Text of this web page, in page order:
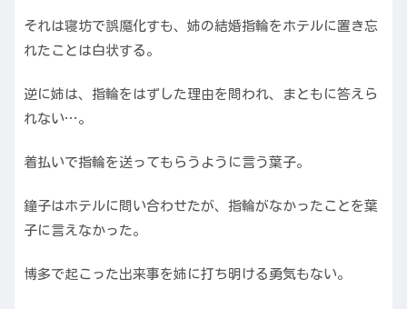
それは寝坊で誤魔化すも、姉の結婚指輪をホテルに置き忘
れたことは白状する。
逆に姉は、指輪をはずした理由を問われ、まともに答えら
れない…。
着払いで指輪を送ってもらうように言う葉子。
鐘子はホテルに問い合わせたが、指輪がなかったことを葉
子に言えなかった。
博多で起こった出来事を姉に打ち明ける勇気もない。